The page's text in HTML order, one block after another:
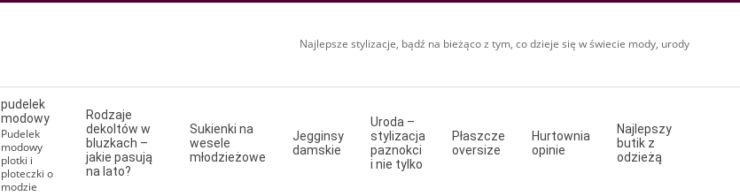
Najlepsze stylizacje, bądź na bieżąco z tym, co dzieje się w świecie mody, urody
pudelek
modowy
Pudelek
modowy
plotki i
ploteczki o
modzie
Rodzaje
dekoltów w
bluzkach –
jakie pasują
na lato?
Sukienki na
wesele
młodzieżowe
Jegginsy
damskie
Uroda –
stylizacja
paznokci
i nie tylko
Płaszcze
oversize
Hurtownia
opinie
Najlepszy
butik z
odzieżą